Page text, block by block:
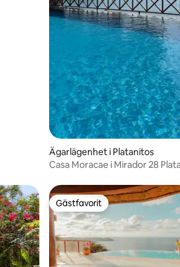
Ägarlägenhet i Platanitos
Casa Moracae i Mirador 28
Gästfavorit
Gästfavorit